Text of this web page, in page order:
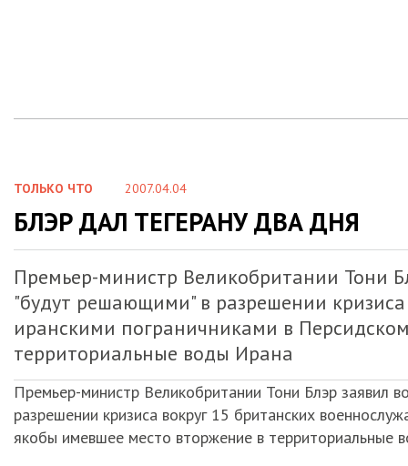
ТОЛЬКО ЧТО 2007.04.04
БЛЭР ДАЛ ТЕГЕРАНУ ДВА ДНЯ
Премьер-министр Великобритании Тони
"будут решающими" в разрешении
иранскими пограничниками в
территориальные воды Ирана
Премьер-министр Великобритании Тони Блэр
разрешении кризиса вокруг 15 британских
якобы имевшее место вторжение в территориальные